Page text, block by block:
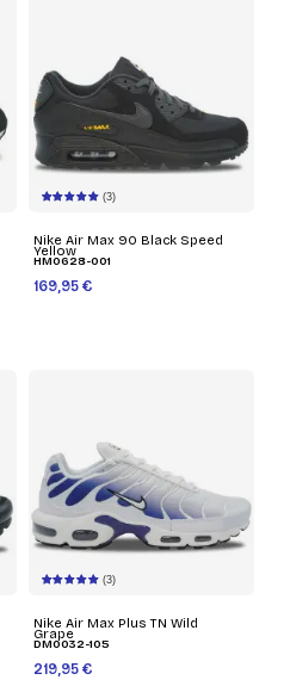
(3)
Nike Air Max 90 Black Speed
Yellow
HM0628-001
169,95 €
(3)
Nike Air Max Plus TN Wild
Grape
DM0032-105
219,95 €